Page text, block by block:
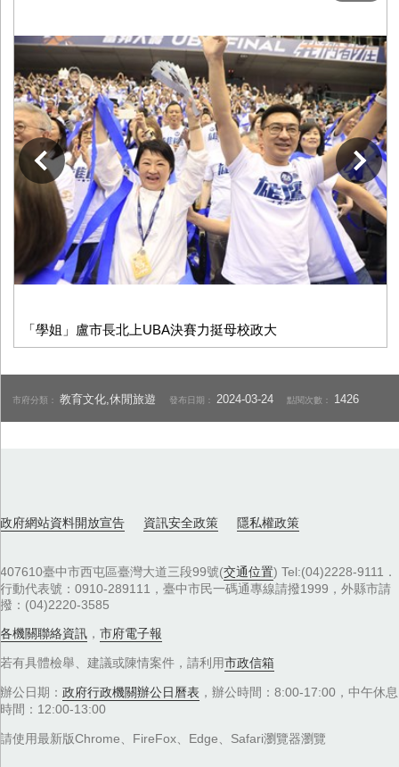
「學姐」盧市長北上UBA決賽力挺母校政大
下一張
市府分類：教育文化,休閒旅遊 發布日期：2024-03-24 點閱次數： 1426
政府網站資料開放宣告 資訊安全政策 隱私權政策
407610臺中市西屯區臺灣大道三段99號(交通位置) Tel:(04)2228-9111．
行動代表號：0910-289111，臺中市民一碼通專線請撥1999，外縣市請
撥：(04)2220-3585
各機關聯絡資訊 ， 市府電子報
若有具體檢舉、建議或陳情案件，請利用市政信箱
辦公日期： 政府行政機關辦公日曆表 ，辦公時間：8:00-17:00，中午休息
時間：12:00-13:00
請使用最新版Chrome、FireFox、Edge、Safari瀏覽器瀏覽